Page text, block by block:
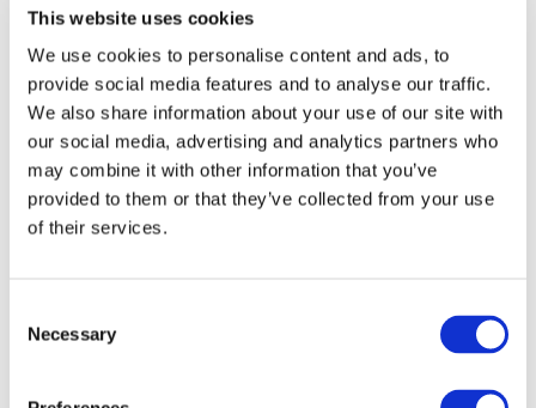
This website uses cookies
We use cookies to personalise content and ads, to
provide social media features and to analyse our traffic.
We also share information about your use of our site with
our social media, advertising and analytics partners who
may combine it with other information that you’ve
provided to them or that they’ve collected from your use
of their services.
Selection
Necessary
2. Sopimuksen
syntyminen ja
siirtäminen
Sopimus Tilaajan ja Toimittajan välillä syntyy, kun
kirjallisesti vahvistanut tilauksen, kun Palvelun
toimittaminen on aloitettu ja siitä on tiedotettu